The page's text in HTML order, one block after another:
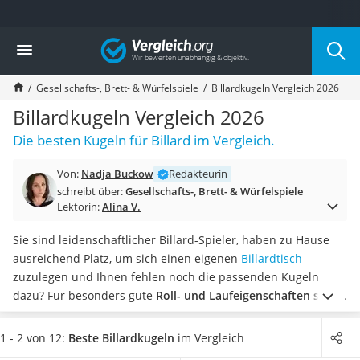
Die beliebtesten Vergleiche nach Kategorie
Freizeit & Sport
Gartentrampolin
Trampolin
Metalldetektor
Eufab-Fahrradträger
Trampolin 366 cm
Aluminium-Koffer
Futterboot
E-Bike-Dreirad
Trekkingschuhe Herren
Reisetasche mit Rollen
Klimmzugstation
Koffer
Nachtsichtgerät
Vergleich
Gesellschafts-, Brett- & Würfelspiele Billardkugeln Vergleich 2026
Billardkugeln Vergleich 2026
Die besten Kugeln für Billard im Vergleich.
Von: Nadja Buckow
Redakteurin
schreibt über:Gesellschafts-, Brett- & Würfelspiele
Lektorin:Alina V.
Sie sind leidenschaftlicher Billard-Spieler, haben zu Hause
ausreichend Platz, um sich einen eigenen Billardtisch
zuzulegen und Ihnen fehlen noch die passenden Kugeln
dazu? Für besonders gute Roll- und Laufeigenschaften sowie
perfekten Rückprallempfehlen diverse Tests im Internet
Billardkugeln mit einer hohen Dichte. Die meisten Kugeln
1 - 2 von 12: Beste Billardkugeln im Vergleich